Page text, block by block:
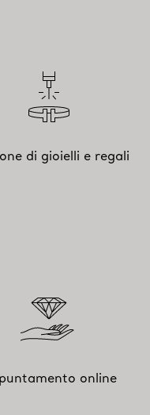
di gioielli e regali
online